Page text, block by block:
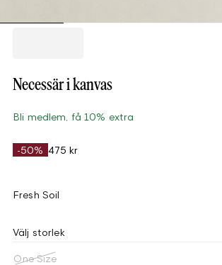
Necessär i kanvas
Bli medlem, få 10% extra
-50% 475 kr
Fresh Soil
Välj storlek
One Size